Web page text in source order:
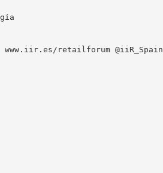
www.iir.es/retailforum @iiR_Spain